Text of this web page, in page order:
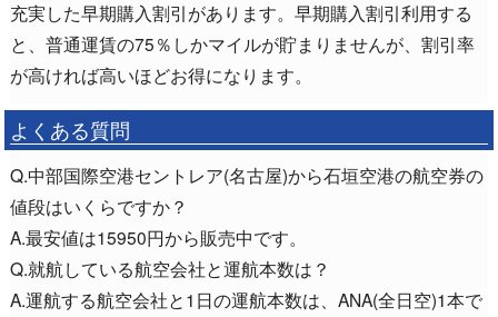
充実した早期購入割引があります。早期購入割引利用する
と、普通運賃の75％しかマイルが貯まりませんが、割引率
が高ければ高いほどお得になります。
よくある質問
Q.中部国際空港セントレア(名古屋)から石垣空港の航空券の
値段はいくらですか？
A.最安値は15950円から販売中です。
Q.就航している航空会社と運航本数は？
A.運航する航空会社と1日の運航本数は、ANA(全日空)1本で